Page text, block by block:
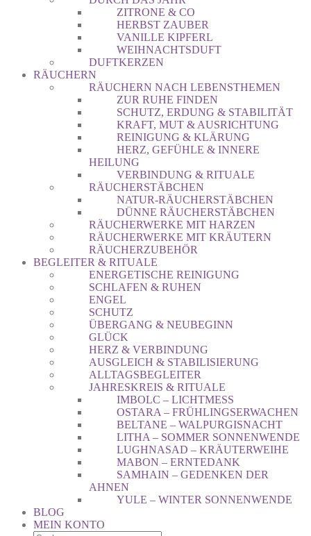
ZITRONE & CO
HERBST ZAUBER
VANILLE KIPFERL
WEIHNACHTSDUFT
DUFTKERZEN
RÄUCHERN
RÄUCHERN NACH LEBENSTHEMEN
ZUR RUHE FINDEN
SCHUTZ, ERDUNG & STABILITÄT
KRAFT, MUT & AUSRICHTUNG
REINIGUNG & KLÄRUNG
HERZ, GEFÜHLE & INNERE
HEILUNG
VERBINDUNG & RITUALE
RÄUCHERSTÄBCHEN
NATUR-RÄUCHERSTÄBCHEN
DÜNNE RÄUCHERSTÄBCHEN
RÄUCHERWERKE MIT HARZEN
RÄUCHERWERKE MIT KRÄUTERN
RÄUCHERZUBEHÖR
BEGLEITER & RITUALE
ENERGETISCHE REINIGUNG
SCHLAFEN & RUHEN
ENGEL
SCHUTZ
ÜBERGANG & NEUBEGINN
GLÜCK
HERZ & VERBINDUNG
AUSGLEICH & STABILISIERUNG
ALLTAGSBEGLEITER
JAHRESKREIS & RITUALE
IMBOLC – LICHTMESS
OSTARA – FRÜHLINGSERWACHEN
BELTANE – WALPURGISNACHT
LITHA – SOMMER SONNENWENDE
LUGHNASAD – KRÄUTERWEIHE
MABON – ERNTEDANK
SAMHAIN – GEDENKEN DER
AHNEN
YULE – WINTER SONNENWENDE
BLOG
MEIN KONTO